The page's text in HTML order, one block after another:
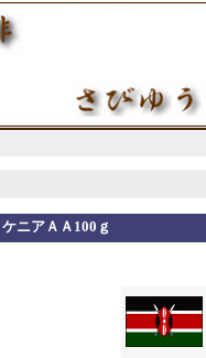
ケニアＡＡ100ｇ